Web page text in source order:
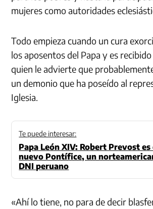
mujeres como autoridades
Todo empieza cuando un cura
los aposentos del Papa y es
quien le advierte que
un demonio que ha poseído al
Iglesia.
Te puede interesar:
Papa León XIV: Robert Prevost es
nuevo Pontífice, un
DNI peruano
«Ahí lo tiene, no para de decir